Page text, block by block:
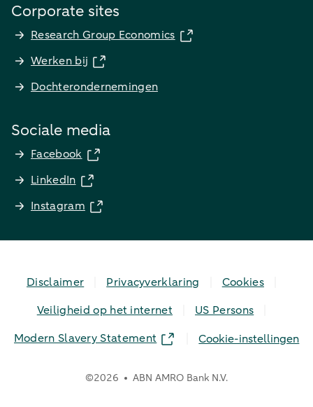
Corporate sites
Research Group Economics
Werken bij
Dochterondernemingen
Sociale media
Facebook
LinkedIn
Instagram
Disclaimer Privacyverklaring
Cookies
Veiligheid op het internet
US Persons
Modern Slavery Statement
Cookie-instellingen
©2026 ABN AMRO Bank N.V.